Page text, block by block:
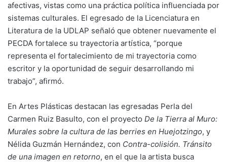
afectivas, vistas como una práctica política influenciada por
sistemas culturales. El egresado de la Licenciatura en
Literatura de la UDLAP señaló que obtener nuevamente el
PECDA fortalece su trayectoria artística, “porque
representa el fortalecimiento de mi trayectoria como
escritor y la oportunidad de seguir desarrollando mi
trabajo”, afirmó.
En Artes Plásticas destacan las egresadas Perla del
Carmen Ruiz Basulto, con el proyecto De la Tierra al Muro:
Murales sobre la cultura de las berries en Huejotzingo, y
Nélida Guzmán Hernández, con Contra-colisión. Tránsito
de una imagen en retorno, en el que la artista busca